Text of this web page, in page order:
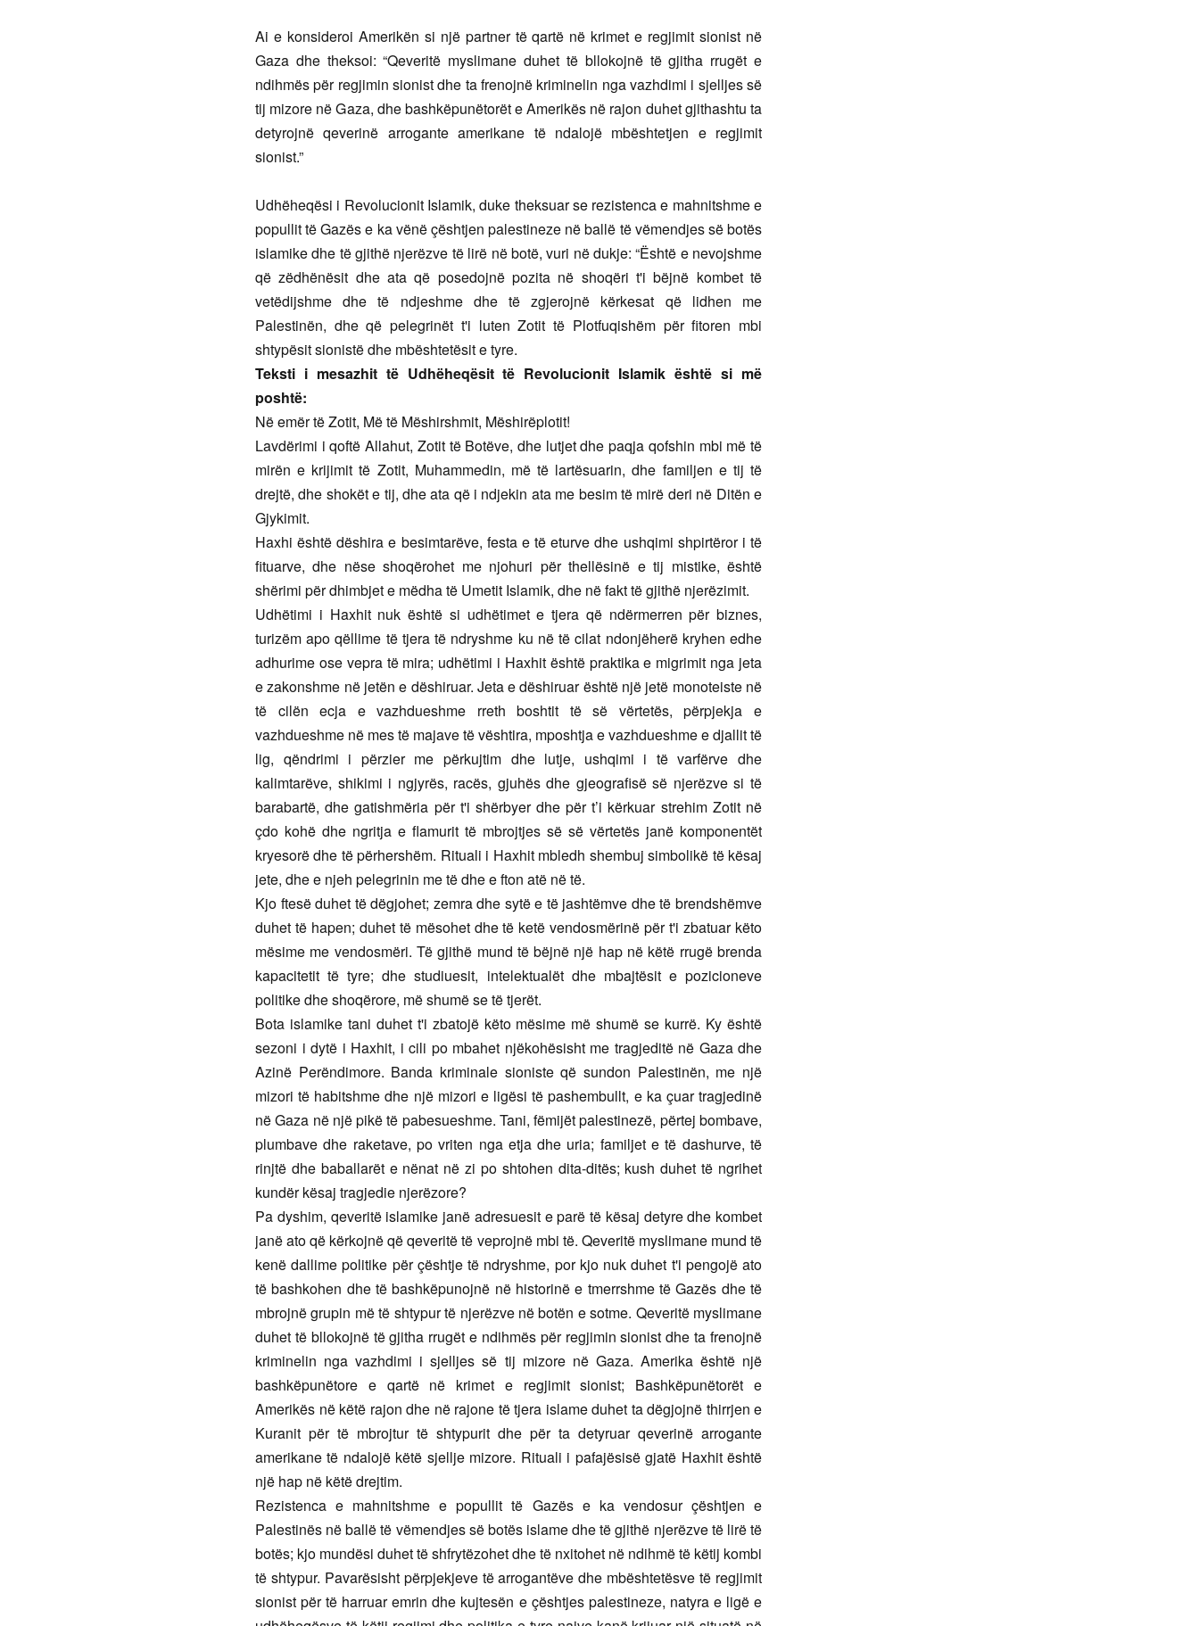
Ai e konsideroi Amerikën si një partner të qartë në krimet e regjimit sionist në
Gaza dhe theksoi: “Qeveritë myslimane duhet të bllokojnë të gjitha rrugët e
ndihmës për regjimin sionist dhe ta frenojnë kriminelin nga vazhdimi i sjelljes së
tij mizore në Gaza, dhe bashkëpunëtorët e Amerikës në rajon duhet gjithashtu ta
detyrojnë qeverinë arrogante amerikane të ndalojë mbështetjen e regjimit
sionist.”
Udhëheqësi i Revolucionit Islamik, duke theksuar se rezistenca e mahnitshme e
popullit të Gazës e ka vënë çështjen palestineze në ballë të vëmendjes së botës
islamike dhe të gjithë njerëzve të lirë në botë, vuri në dukje: “Është e nevojshme
që zëdhënësit dhe ata që posedojnë pozita në shoqëri t'i bëjnë kombet të
vetëdijshme dhe të ndjeshme dhe të zgjerojnë kërkesat që lidhen me
Palestinën, dhe që pelegrinët t'i luten Zotit të Plotfuqishëm për fitoren mbi
shtypësit sionistë dhe mbështetësit e tyre.
Teksti i mesazhit të Udhëheqësit të Revolucionit Islamik është si më
poshtë:
Në emër të Zotit, Më të Mëshirshmit, Mëshirëplotit!
Lavdërimi i qoftë Allahut, Zotit të Botëve, dhe lutjet dhe paqja qofshin mbi më të
mirën e krijimit të Zotit, Muhammedin, më të lartësuarin, dhe familjen e tij të
drejtë, dhe shokët e tij, dhe ata që i ndjekin ata me besim të mirë deri në Ditën e
Gjykimit.
Haxhi është dëshira e besimtarëve, festa e të eturve dhe ushqimi shpirtëror i të
fituarve, dhe nëse shoqërohet me njohuri për thellësinë e tij mistike, është
shërimi për dhimbjet e mëdha të Umetit Islamik, dhe në fakt të gjithë njerëzimit.
Udhëtimi i Haxhit nuk është si udhëtimet e tjera që ndërmerren për biznes,
turizëm apo qëllime të tjera të ndryshme ku në të cilat ndonjëherë kryhen edhe
adhurime ose vepra të mira; udhëtimi i Haxhit është praktika e migrimit nga jeta
e zakonshme në jetën e dëshiruar. Jeta e dëshiruar është një jetë monoteiste në
të cilën ecja e vazhdueshme rreth boshtit të së vërtetës, përpjekja e
vazhdueshme në mes të majave të vështira, mposhtja e vazhdueshme e djallit të
lig, qëndrimi i përzier me përkujtim dhe lutje, ushqimi i të varfërve dhe
kalimtarëve, shikimi i ngjyrës, racës, gjuhës dhe gjeografisë së njerëzve si të
barabartë, dhe gatishmëria për t'i shërbyer dhe për t’i kërkuar strehim Zotit në
çdo kohë dhe ngritja e flamurit të mbrojtjes së së vërtetës janë komponentët
kryesorë dhe të përhershëm. Rituali i Haxhit mbledh shembuj simbolikë të kësaj
jete, dhe e njeh pelegrinin me të dhe e fton atë në të.
Kjo ftesë duhet të dëgjohet; zemra dhe sytë e të jashtëmve dhe të brendshëmve
duhet të hapen; duhet të mësohet dhe të ketë vendosmërinë për t'i zbatuar këto
mësime me vendosmëri. Të gjithë mund të bëjnë një hap në këtë rrugë brenda
kapacitetit të tyre; dhe studiuesit, intelektualët dhe mbajtësit e pozicioneve
politike dhe shoqërore, më shumë se të tjerët.
Bota islamike tani duhet t'i zbatojë këto mësime më shumë se kurrë. Ky është
sezoni i dytë i Haxhit, i cili po mbahet njëkohësisht me tragjeditë në Gaza dhe
Azinë Perëndimore. Banda kriminale sioniste që sundon Palestinën, me një
mizori të habitshme dhe një mizori e ligësi të pashembullt, e ka çuar tragjedinë
në Gaza në një pikë të pabesueshme. Tani, fëmijët palestinezë, përtej bombave,
plumbave dhe raketave, po vriten nga etja dhe uria; familjet e të dashurve, të
rinjtë dhe baballarët e nënat në zi po shtohen dita-ditës; kush duhet të ngrihet
kundër kësaj tragjedie njerëzore?
Pa dyshim, qeveritë islamike janë adresuesit e parë të kësaj detyre dhe kombet
janë ato që kërkojnë që qeveritë të veprojnë mbi të. Qeveritë myslimane mund të
kenë dallime politike për çështje të ndryshme, por kjo nuk duhet t'i pengojë ato
të bashkohen dhe të bashkëpunojnë në historinë e tmerrshme të Gazës dhe të
mbrojnë grupin më të shtypur të njerëzve në botën e sotme. Qeveritë myslimane
duhet të bllokojnë të gjitha rrugët e ndihmës për regjimin sionist dhe ta frenojnë
kriminelin nga vazhdimi i sjelljes së tij mizore në Gaza. Amerika është një
bashkëpunëtore e qartë në krimet e regjimit sionist; Bashkëpunëtorët e
Amerikës në këtë rajon dhe në rajone të tjera islame duhet ta dëgjojnë thirrjen e
Kuranit për të mbrojtur të shtypurit dhe për ta detyruar qeverinë arrogante
amerikane të ndalojë këtë sjellje mizore. Rituali i pafajësisë gjatë Haxhit është
një hap në këtë drejtim.
Rezistenca e mahnitshme e popullit të Gazës e ka vendosur çështjen e
Palestinës në ballë të vëmendjes së botës islame dhe të gjithë njerëzve të lirë të
botës; kjo mundësi duhet të shfrytëzohet dhe të nxitohet në ndihmë të këtij kombi
të shtypur. Pavarësisht përpjekjeve të arrogantëve dhe mbështetësve të regjimit
sionist për të harruar emrin dhe kujtesën e çështjes palestineze, natyra e ligë e